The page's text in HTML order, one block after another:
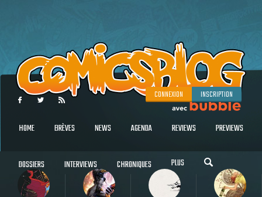
CONNEXION INSCRIPTION
HOME BRÈVES NEWS AGENDA REVIEWS PREVIEWS
DOSSIERS INTERVIEWS CHRONIQUES PLUS